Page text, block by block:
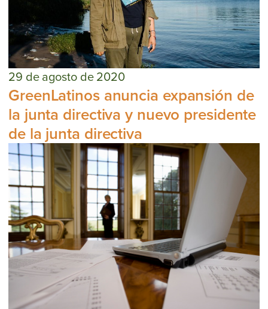
29 de agosto de 2020
GreenLatinos anuncia expansión de
la junta directiva y nuevo presidente
de la junta directiva